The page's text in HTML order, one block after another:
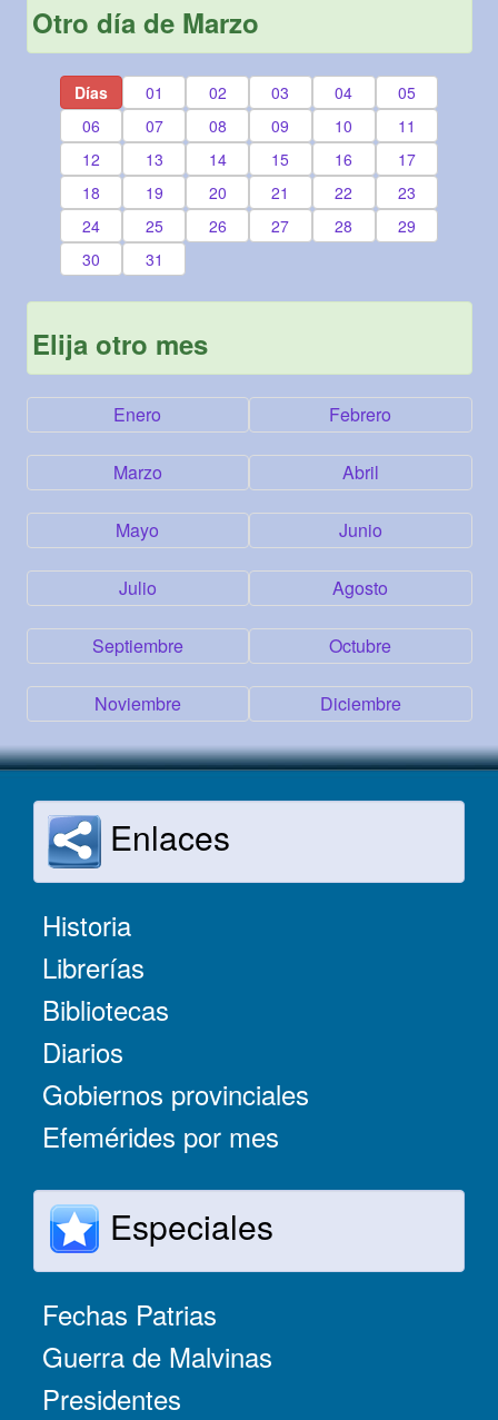
Otro día de Marzo
Días 01 02 03 04
05
06
07 08 09 10
11
12
13 14 15 16
17
18
19 20 21 22
23
24
25 26 27 28
29
30
31
Elija otro mes
Enero Febrero
Marzo Abril
Mayo Junio
Julio Agosto
Septiembre Octubre
Noviembre Diciembre
Enlaces
Historia
Librerías
Bibliotecas
Diarios
Gobiernos provinciales
Efemérides por mes
Especiales
Fechas Patrias
Guerra de Malvinas
Presidentes